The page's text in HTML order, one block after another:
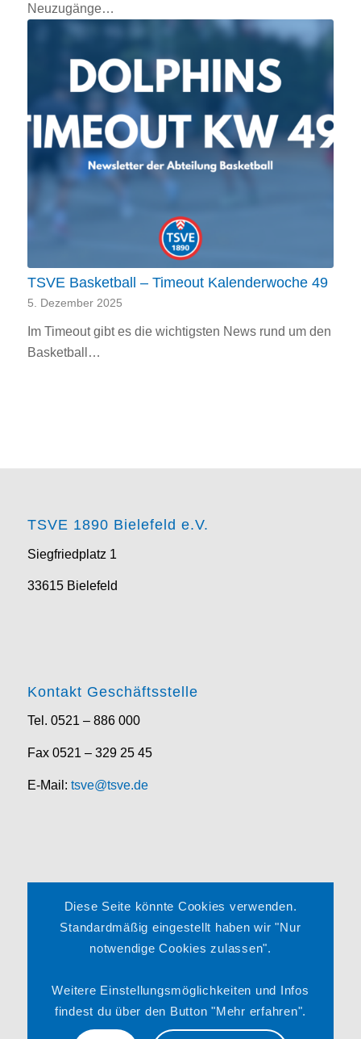
Neuzugänge…
TSVE Basketball – Timeout Kalenderwoche 49
5. Dezember 2025
Im Timeout gibt es die wichtigsten News rund um den
Basketball…
TSVE 1890 Bielefeld e.V.
Siegfriedplatz 1
33615 Bielefeld
Kontakt Geschäftsstelle
Tel. 0521 – 886 000
Fax 0521 – 329 25 45
E-Mail: tsve@tsve.de
Impressum
Datenschutzerklärung
Satzung
Diese Seite könnte Cookies verwenden.
Standardmäßig eingestellt haben wir "Nur
notwendige Cookies zulassen".
Weitere Einstellungsmöglichkeiten und Infos
findest du über den Button "Mehr erfahren".